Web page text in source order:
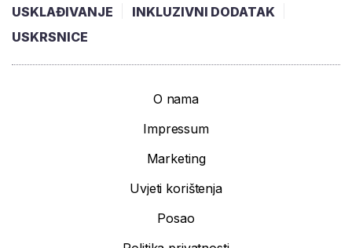
USKLAĐIVANJE
INKLUZIVNI DODATAK
USKRSNICE
O nama
Impressum
Marketing
Uvjeti korištenja
Posao